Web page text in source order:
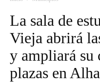
La sala de
Vieja abrirá
y ampliará su
plazas en